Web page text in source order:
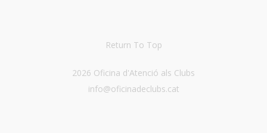
Return To Top
2026 Oficina d'Atenció als Clubs
info@oficinadeclubs.cat